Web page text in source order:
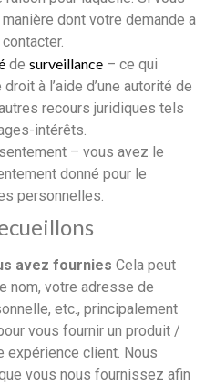
dont votre demande a
de surveillance – ce qui
à l’aide d’une autorité de
recours juridiques tels
intérêts.
– vous avez le
donné pour le
personnelles.
avez fournies Cela peut
nom, votre adresse de
etc., principalement
vous fournir un produit /
expérience client. Nous
vous nous fournissez afin